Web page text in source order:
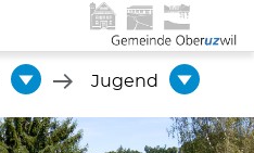
Jugend